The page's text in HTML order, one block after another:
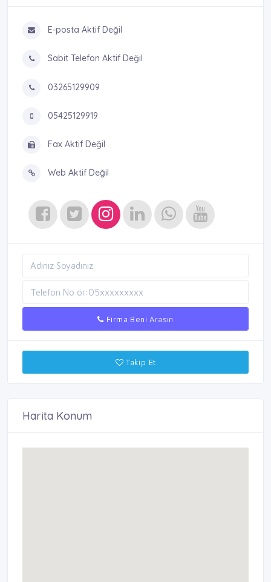
E-posta Aktif Değil
Sabit Telefon Aktif Değil
03265129909
05425129919
Fax Aktif Değil
Web Aktif Değil
Firma Beni Arasın
Takip Et
Harita Konum